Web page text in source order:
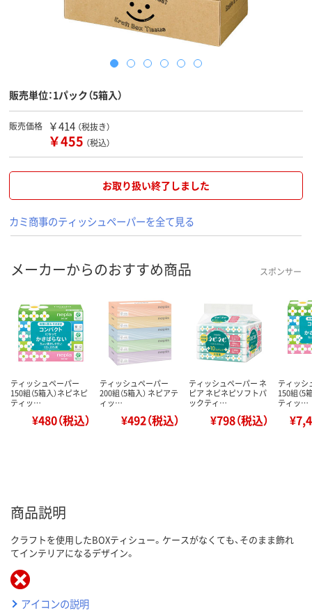
販売単位：1パック（5箱入）
販売価格 ￥414 （税抜き）
￥455 （税込）
お取り扱い終了しました
カミ商事のティッシュペーパーを全て見る
メーカーからのおすすめ商品 スポンサー
ティッシュペーパー
150組（5箱入）ネピネピ
ティッ…
¥480（税込）
ティッシュペーパー
200組（5箱入） ネピアテ
ィッ…
¥492（税込）
ティッシュペーパー ネ
ピア ネピネピソフトパ
ックティ…
¥798（税込）
ティッシ
150組（5
ティッ…
商品説明
クラフトを使用したBOXティシュー。ケースがなくても、そのまま飾れ
てインテリアになるデザイン。
アイコンの説明